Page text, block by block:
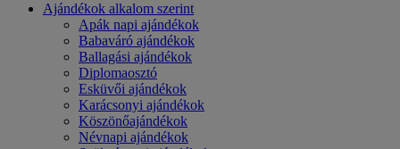
Ajándékok alkalom szerint
Apák napi ajándékok
Babaváró ajándékok
Ballagási ajándékok
Diplomaosztó
Esküvői ajándékok
Karácsonyi ajándékok
Köszönőajándékok
Névnapi ajándékok